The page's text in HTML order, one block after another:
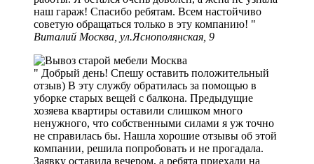
наш гараж! Спасибо ребятам. Всем настойчиво
советую обращаться только в эту компанию!
Виталий Москва, ул.Яснополянская, 9
Добрый день! Спешу оставить положительный
отзыв) В эту службу обратилась за помощью в
уборке старых вещей с балкона. Предыдущие
хозяева квартиры оставили слишком много
ненужного, что собственными силами я уж точно
не справилась бы. Нашла хорошие отзывы об этой
компании, решила попробовать и не прогадала.
Заявку оставила вечером, а ребята приехали на